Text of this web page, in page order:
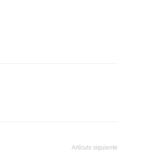
Artículo siguiente